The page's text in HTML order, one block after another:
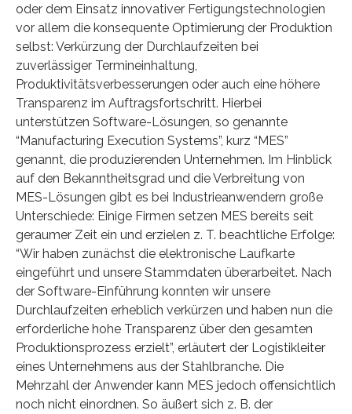
oder dem Einsatz innovativer Fertigungstechnologien
vor allem die konsequente Optimierung der Produktion
selbst: Verkürzung der Durchlaufzeiten bei
zuverlässiger Termineinhaltung,
Produktivitätsverbesserungen oder auch eine höhere
Transparenz im Auftragsfortschritt. Hierbei
unterstützen Software-Lösungen, so genannte
“Manufacturing Execution Systems”, kurz “MES”
genannt, die produzierenden Unternehmen. Im Hinblick
auf den Bekanntheitsgrad und die Verbreitung von
MES-Lösungen gibt es bei Industrieanwendern große
Unterschiede: Einige Firmen setzen MES bereits seit
geraumer Zeit ein und erzielen z. T. beachtliche Erfolge:
“Wir haben zunächst die elektronische Laufkarte
eingeführt und unsere Stammdaten überarbeitet. Nach
der Software-Einführung konnten wir unsere
Durchlaufzeiten erheblich verkürzen und haben nun die
erforderliche hohe Transparenz über den gesamten
Produktionsprozess erzielt”, erläutert der Logistikleiter
eines Unternehmens aus der Stahlbranche. Die
Mehrzahl der Anwender kann MES jedoch offensichtlich
noch nicht einordnen. So äußert sich z. B. der